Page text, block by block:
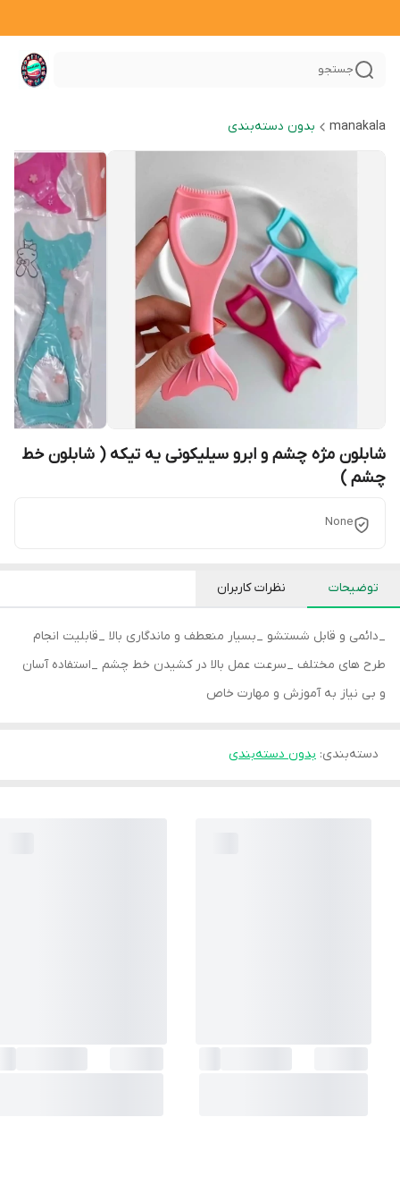
جستجو
manakala بدون دسته‌بندی
شابلون مژه چشم و ابرو سیلیکونی یه تیکه ( شابلون خط
چشم )
None
توضیحات نظرات کاربران
_دائمی و قابل شستشو _بسیار منعطف و ماندگاری بالا _قابلیت انجام
طرح های مختلف _سرعت عمل بالا در کشیدن خط چشم _استفاده آسان
و بی نیاز به آموزش و مهارت خاص
دسته‌بندی: بدون دسته‌بندی